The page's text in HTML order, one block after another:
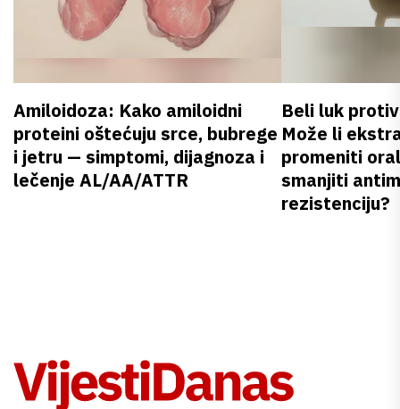
Amiloidoza: Kako amiloidni
proteini oštećuju srce, bubrege
i jetru — simptomi, dijagnoza i
lečenje AL/AA/ATTR
Beli luk
Može li
promeniti
smanjiti
rezistenciju?